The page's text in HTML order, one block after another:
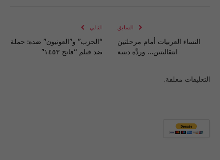
السابق
النساء العربيات أمام مرحلتين
انتقاليتين… وردَّة دينية
التالي
“الحزب” و”العونيون” ضده: حملة
ضد فيلم “فاتح ١٤٥٣”
التعليقات مغلقة.